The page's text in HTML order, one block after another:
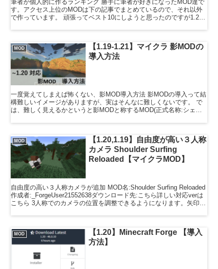
筆者が個人的に作るランキング 勝手に筆者が好きになったMOD達で
す。アクセス上位のMODは下の記事でまとめているので、それ以外
で作っています。 頑張ってベスト10にしようと思ったのですが1.20
MOD
【1.19-1.21】マイクラ 影MODの
導入方法
一度覚えてしまえば怖くない、影MOD導入方法 影MODの導入って結
構難しいイメージがありますが、実はそんなに難しくないです。 で
は、難しく見えるかというと影MODと称するMOD(正式名称:シェー
MOD
【1.20,1.19】自由度が高い３人称
カメラ Shoulder Surfing
Reloaded【マイクラMOD】
自由度の高い３人称カメラが追加 MOD名:Shoulder Surfing Reloaded
作成者:_ForgeUser21552638ダウンロード先:こちら詳しい対応verは
こちら 3人称でのカメラの位置を調整できるようになります。矢印
MOD
【1.20】Minecraft Forge 【導入
方法】